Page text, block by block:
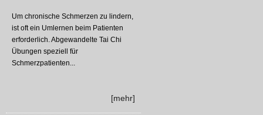
Um chronische Schmerzen zu lindern,
ist oft ein Umlernen beim Patienten
erforderlich. Abgewandelte Tai Chi
Übungen speziell für
Schmerzpatienten...
[mehr]